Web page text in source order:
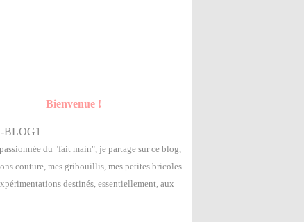
Bienvenue !
du "fait main", je partage sur ce blog,
couture, mes gribouillis, mes petites bricoles
destinés, essentiellement, aux